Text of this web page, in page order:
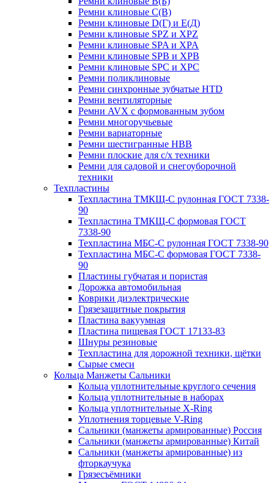
Ремни клиновые С(В)
Ремни клиновые D(Г) и Е(Д)
Ремни клиновые SPZ и XPZ
Ремни клиновые SPA и XPA
Ремни клиновые SPB и XPB
Ремни клиновые SPC и XPC
Ремни поликлиновые
Ремни синхронные зубчатые HTD
Ремни вентиляторные
Ремни AVX с формованным зубом
Ремни многоручьевые
Ремни вариаторные
Ремни шестигранные HBB
Ремни плоские для с/х техники
Ремни для садовой и снегоуборочной
техники
Техпластины
Техпластина ТМКЩ-С рулонная ГОСТ 7338-
90
Техпластина ТМКЩ-С формовая ГОСТ
7338-90
Техпластина МБС-С рулонная ГОСТ 7338-90
Техпластина МБС-С формовая ГОСТ 7338-
90
Пластины губчатая и пористая
Дорожка автомобильная
Коврики диэлектрические
Грязезащитные покрытия
Пластина вакуумная
Пластина пищевая ГОСТ 17133-83
Шнуры резиновые
Техпластина для дорожной техники, щётки
Сырые смеси
Кольца Манжеты Сальники
Кольца уплотнительные круглого сечения
Кольца уплотнительные в наборах
Кольца уплотнительные Х-Ring
Уплотнения торцевые V-Ring
Сальники (манжеты армированные) Россия
Сальники (манжеты армированные) Китай
Сальники (манжеты армированные) из
фторкаучука
Грязесъёмники